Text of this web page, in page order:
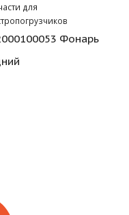
для
Фонарь